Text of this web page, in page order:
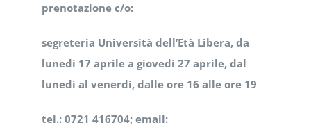
prenotazione c/o:
segreteria Università dell’Età Libera, da
lunedì 17 aprile a giovedì 27 aprile, dal
lunedì al venerdì, dalle ore 16 alle ore 19
tel.: 0721 416704; email: